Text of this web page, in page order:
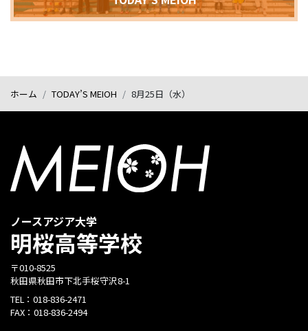
ホーム TODAY’S MEIOH 8月25日（水）
ノースアジア大学
明桜高等学校
〒010-8525
秋田県秋田市下北手桜守沢8-1
TEL： 018-836-2471
FAX： 018-836-2494